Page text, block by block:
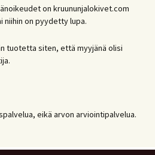
on kruununjalokivet.com
on pyydetty lupa.
tuotetta siten, että myyjänä olisi
eikä arvon arviointipalvelua.